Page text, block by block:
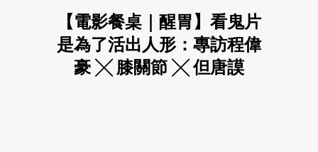
【電影餐桌｜醒胃】看鬼片
是為了活出人形：專訪程偉
豪 ╳ 膝關節 ╳ 但唐謨